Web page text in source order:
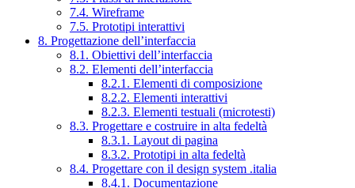
7.4. Wireframe
7.5. Prototipi interattivi
8. Progettazione dell’interfaccia
8.1. Obiettivi dell’interfaccia
8.2. Elementi dell’interfaccia
8.2.1. Elementi di composizione
8.2.2. Elementi interattivi
8.2.3. Elementi testuali (microtesti)
8.3. Progettare e costruire in alta fedeltà
8.3.1. Layout di pagina
8.3.2. Prototipi in alta fedeltà
8.4. Progettare con il design system .italia
8.4.1. Documentazione